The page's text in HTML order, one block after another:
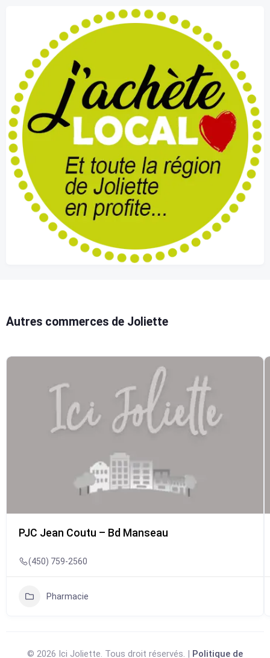
Autres commerces de Joliette
PJC Jean Coutu – Bd Manseau
(450) 759-2560
Pharmacie
© 2026 Ici Joliette. Tous droit réservés. | Politique de